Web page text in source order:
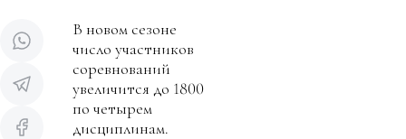
В новом сезоне
число участников
соревнований
увеличится до 1800
по четырем
дисциплинам.